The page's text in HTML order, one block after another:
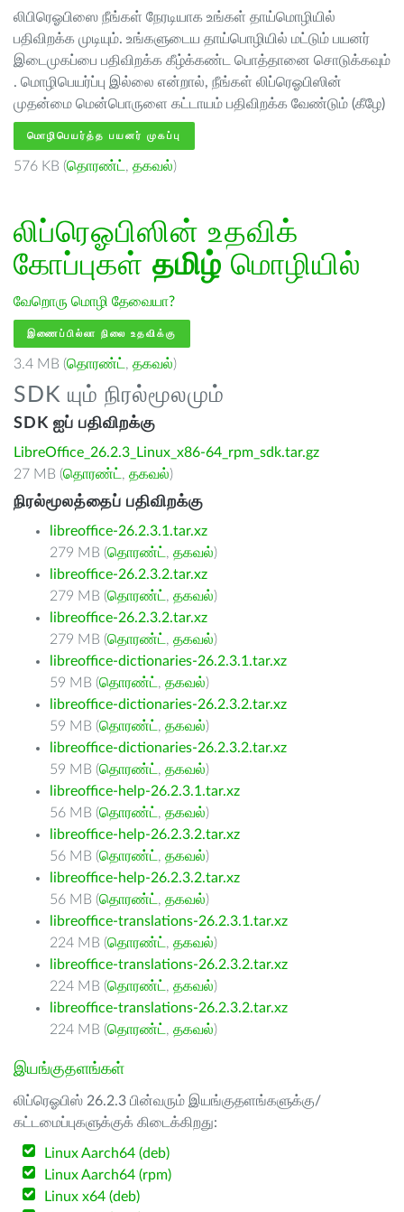
லிபிரெஓபிஸை நீங்கள் நேரடியாக உங்கள் தாய்மொழியில்
பதிவிறக்க முடியும். உங்களுடைய தாய்பொழியில் மட்டும் பயனர்
இடைமுகப்பை பதிவிறக்க கீழ்க்கண்ட பொத்தானை சொடுக்கவும்
. மொழிபெயர்ப்பு இல்லை என்றால், நீங்கள் லிப்ரெஓபிஸின்
முதன்மை மென்பொருளை கட்டாயம் பதிவிறக்க வேண்டும் (கீழே)
மொழிபெயர்த்த பயனர் முகப்பு
576 KB (தொரண்ட் , தகவல்)
லிப்ரெஓபிஸின் உதவிக்
கோப்புகள் தமிழ் மொழியில்
வேறொரு மொழி தேவையா?
இணைப்பில்லா நிலை உதவிக்கு
3.4 MB (தொரண்ட் , தகவல்)
SDK யும் நிரல்மூலமும்
SDK ஐப் பதிவிறக்கு
LibreOffice_26.2.3_Linux_x86-64_rpm_sdk.tar.gz
27 MB (தொரண்ட் , தகவல்)
நிரல்மூலத்தைப் பதிவிறக்கு
libreoffice-26.2.3.1.tar.xz
279 MB (தொரண்ட் , தகவல்)
libreoffice-26.2.3.2.tar.xz
279 MB (தொரண்ட் , தகவல்)
libreoffice-26.2.3.2.tar.xz
279 MB (தொரண்ட் , தகவல்)
libreoffice-dictionaries-26.2.3.1.tar.xz
59 MB (தொரண்ட் , தகவல்)
libreoffice-dictionaries-26.2.3.2.tar.xz
59 MB (தொரண்ட் , தகவல்)
libreoffice-dictionaries-26.2.3.2.tar.xz
59 MB (தொரண்ட் , தகவல்)
libreoffice-help-26.2.3.1.tar.xz
56 MB (தொரண்ட் , தகவல்)
libreoffice-help-26.2.3.2.tar.xz
56 MB (தொரண்ட் , தகவல்)
libreoffice-help-26.2.3.2.tar.xz
56 MB (தொரண்ட் , தகவல்)
libreoffice-translations-26.2.3.1.tar.xz
224 MB (தொரண்ட் , தகவல்)
libreoffice-translations-26.2.3.2.tar.xz
224 MB (தொரண்ட் , தகவல்)
libreoffice-translations-26.2.3.2.tar.xz
224 MB (தொரண்ட் , தகவல்)
இயங்குதளங்கள்
லிப்ரெஓபிஸ் 26.2.3 பின்வரும் இயங்குதளங்களுக்கு/
கட்டமைப்புகளுக்குக் கிடைக்கிறது:
Linux Aarch64 (deb)
Linux Aarch64 (rpm)
Linux x64 (deb)